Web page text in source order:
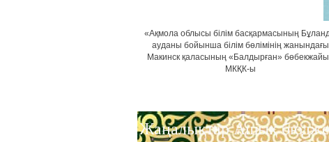
«Ақмола облысы білім басқармасының
ауданы бойынша білім бөлімінің жанындағы
Макинск қаласының «Балдырған»
МКҚК-ы
Жаңалықтар Ашық